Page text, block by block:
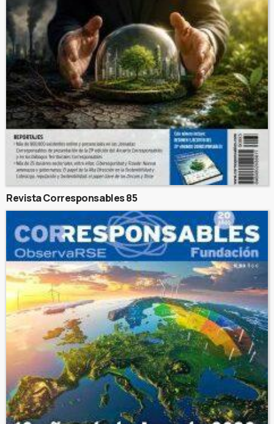
Revista Corresponsables 85